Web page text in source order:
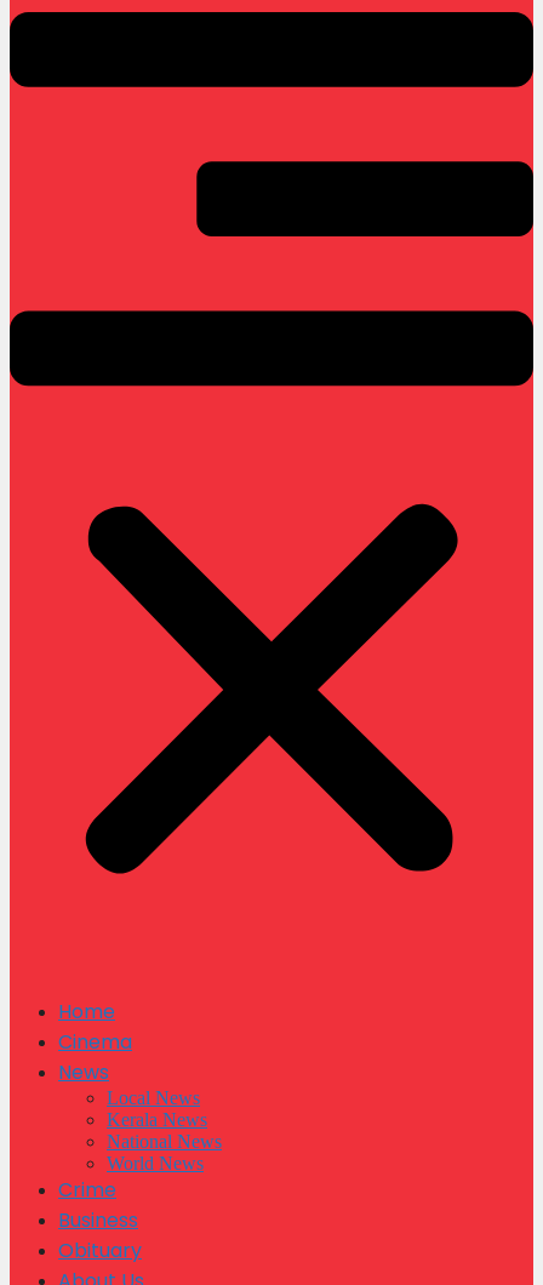
Home
Cinema
News
Local News
Kerala News
National News
World News
Crime
Business
Obituary